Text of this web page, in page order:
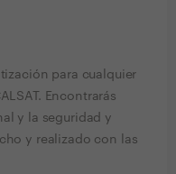
para cualquier
Encontrarás
y la seguridad y
y realizado con las